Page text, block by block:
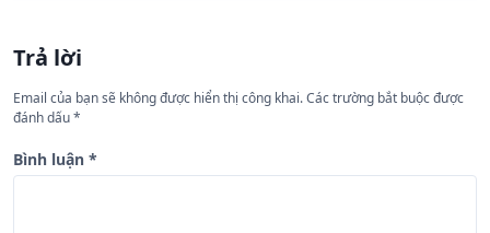
n
b
à
i
Trả lời
Email của bạn sẽ không được hiển thị công khai.Các trường bắt buộc được
đánh dấu*
Bình luận *